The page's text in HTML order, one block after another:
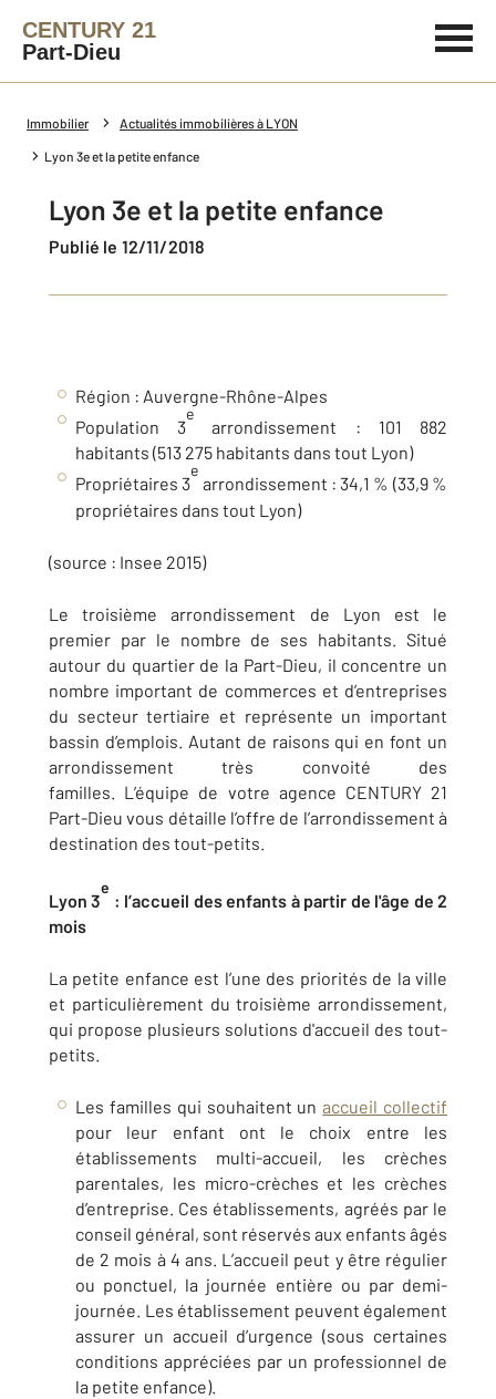
CENTURY 21
Part-Dieu
Immobilier Actualités immobilières à LYON
Lyon 3e et la petite enfance
Lyon 3e et la petite enfance
Publié le 12/11/2018
Région : Auvergne-Rhône-Alpes
Population 3
e
arrondissement : 101 882
habitants (513 275 habitants dans tout Lyon)
Propriétaires 3
e
arrondissement : 34,1 % (33,9 %
propriétaires dans tout Lyon)
(source : Insee 2015)
Le troisième arrondissement de Lyon est le
premier par le nombre de ses habitants. Situé
autour du quartier de la Part-Dieu, il concentre un
nombre important de commerces et d’entreprises
du secteur tertiaire et représente un important
bassin d’emplois. Autant de raisons qui en font un
arrondissement très convoité des
familles. L’équipe de votre agence CENTURY 21
Part-Dieu vous détaille l’offre de l’arrondissement à
destination des tout-petits.
Lyon3
e
: l’accueil des enfants à partir de l'âge de 2
mois
La petite enfance est l’une des priorités de la ville
et particulièrement du troisième arrondissement,
qui propose plusieurs solutions d'accueil des tout-
petits.
Les familles qui souhaitent unaccueil collectif
pour leur enfant ont le choix entre les
établissements multi-accueil, les crèches
parentales, les micro-crèches et les crèches
d’entreprise. Ces établissements, agréés par le
conseil général, sont réservés aux enfants âgés
de 2 mois à 4 ans. L’accueil peut y être régulier
ou ponctuel, la journée entière ou par demi-
journée. Les établissement peuvent également
assurer un accueil d’urgence (sous certaines
conditions appréciées par un professionnel de
la petite enfance).